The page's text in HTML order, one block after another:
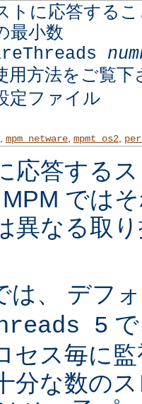
トに応答する
最小数
用方法をご覧下
定ファイル
mpm_netware, mpmt_os2,
応答する
では
異なる取
は、 デフ
5
セス毎に
分な数の